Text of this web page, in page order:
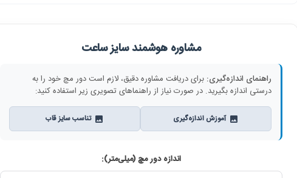
مشاوره هوشمند سایز ساعت
راهنمای اندازه‌گیری: برای دریافت مشاوره دقیق، لازم است دور مچ خود را به
درستی اندازه بگیرید. در صورت نیاز از راهنماهای تصویری زیر استفاده کنید:
آموزش اندازه‌گیری تناسب سایز قاب
اندازه دور مچ (میلی‌متر):